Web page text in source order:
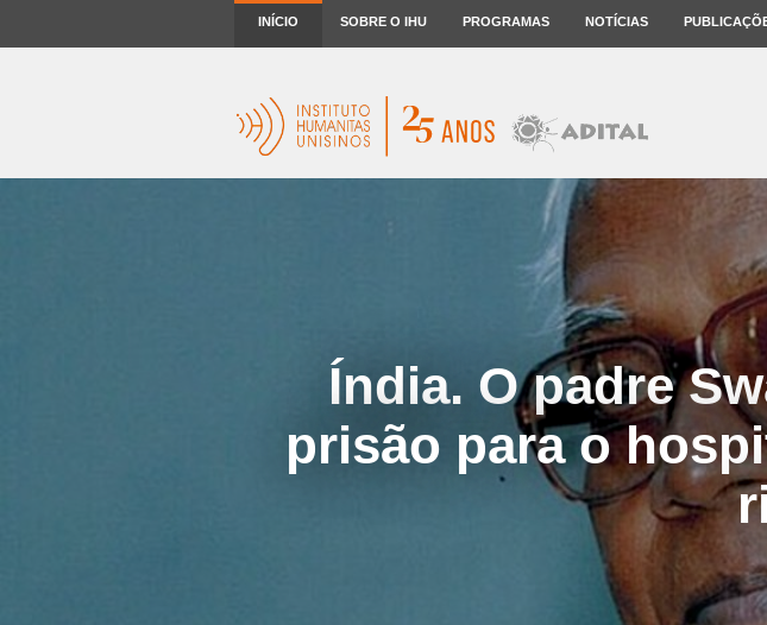
INÍCIO SOBRE O IHU PROGRAMAS NOTÍCIAS
Índia. O padre
prisão para o